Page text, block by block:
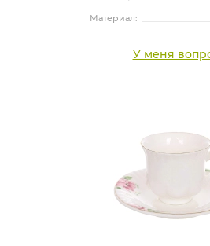
Материал:
У меня